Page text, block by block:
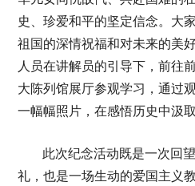
史、珍爱和平的坚定信念。大
祖国的深情祝福和对未来的美
人员在讲解员的引导下，前往
大陈列馆展厅参观学习，通过
一幅幅照片，在感悟历史中汲
此次纪念活动既是一次回
礼，也是一场生动的爱国主义